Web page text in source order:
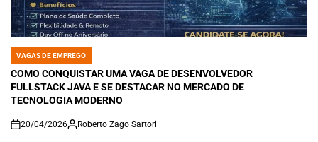
POSTED
IN
VAGAS DE EMPREGO
COMO CONQUISTAR UMA VAGA DE DESENVOLVEDOR
FULLSTACK JAVA E SE DESTACAR NO MERCADO DE
TECNOLOGIA MODERNO
on
20/04/2026 Roberto Zago Sartori